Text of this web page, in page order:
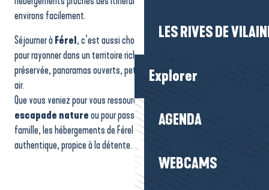
LES RIVES DE
Explorer
AGENDA
WEBCAMS
environs facilement.
Séjourner àFérel, c’est aussi choisir unelocalisation idéale
pour rayonner dans un territoire riche en découvertes : nature
préservée, panoramas ouverts, petits villages et activités de plein
air.
Que vous veniez pour vous ressourcer, pour profiter d’une
escapade natureou pour passer des vacances calmes
famille, les hébergements de Férel offrent un cadre chaleureux et
authentique, propice à la détente.